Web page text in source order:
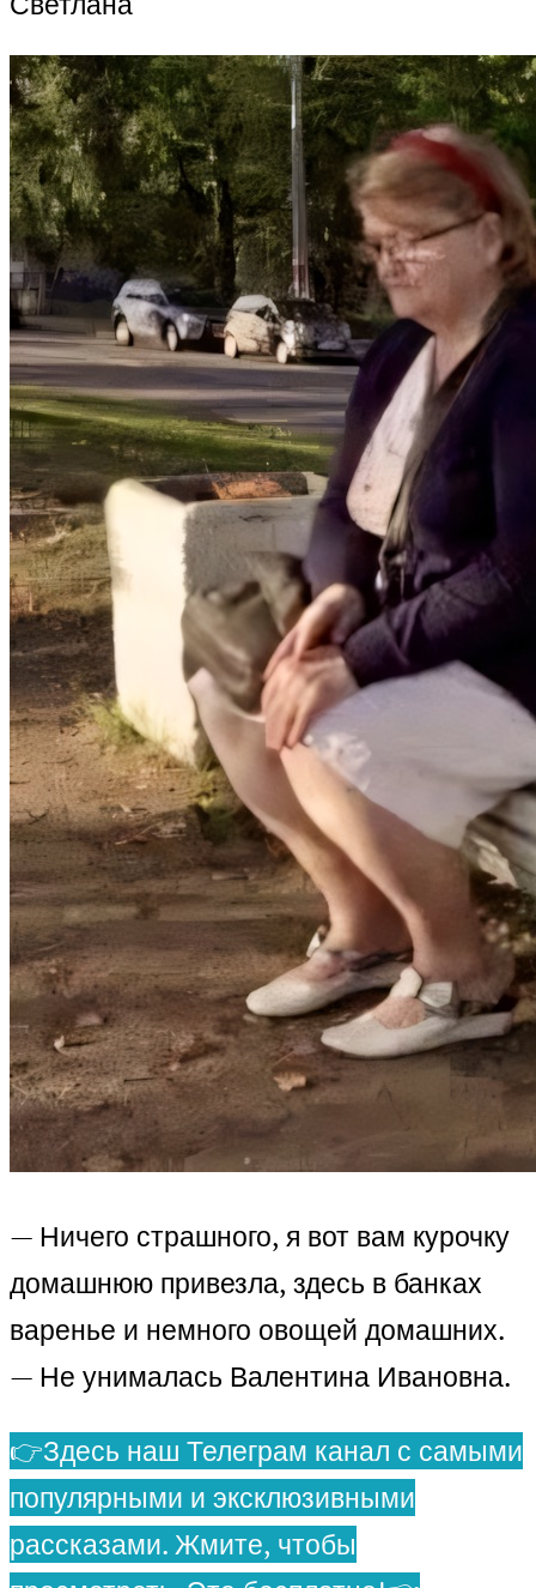
— Ничего страшного, я вот вам курочку
домашнюю привезла, здесь в банках
варенье и немного овощей домашних.
— Не унималась Валентина Ивановна.
👉Здесь наш Телеграм канал с самыми
популярными и эксклюзивными
рассказами. Жмите, чтобы